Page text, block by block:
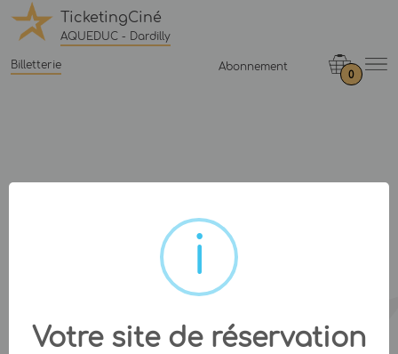
TicketingCiné
AQUEDUC - Dardilly
Billetterie Abonnement
0
Votre site de réservation